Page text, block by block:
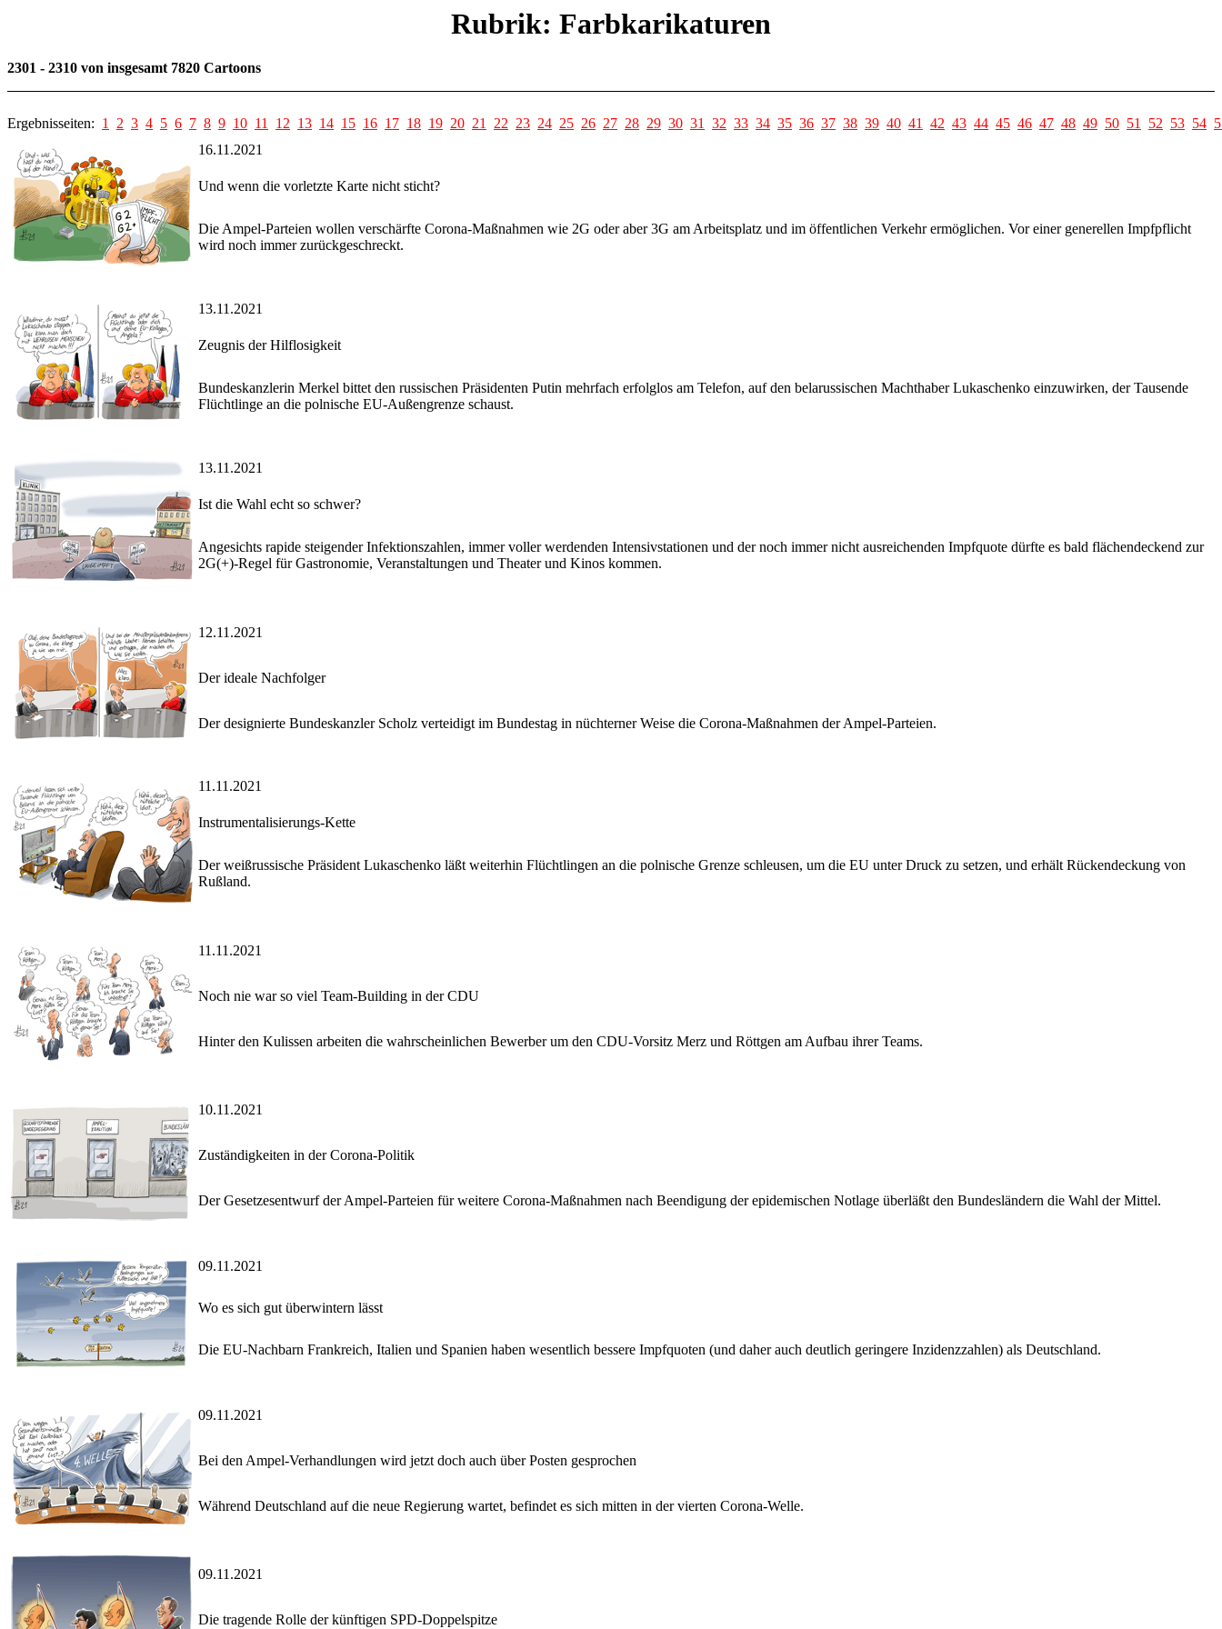
Rubrik: Farbkarikaturen
2301 - 2310 von insgesamt 7820 Cartoons
Ergebnisseiten: 1 2 3 4 5 6 7 8 9 10 11 12 13 14 15 16 17 18 19 20 21 22 23 24 25 26 27 28 29 30 31 32 33 34 35 36 37 38 39 40 41 42 43 44 45 46 47 48 49 50 51 52 53 54
16.11.2021
Und wenn die vorletzte Karte nicht sticht?
Die Ampel-Parteien wollen verschärfte Corona-Maßnahmen wie 2G oder aber 3G am Arbeitsplatz und im öffentlichen Verkehr ermöglichen. Vor einer generellen Impfpflicht
wird noch immer zurückgeschreckt.
13.11.2021
Zeugnis der Hilflosigkeit
Bundeskanzlerin Merkel bittet den russischen Präsidenten Putin mehrfach erfolglos am Telefon, auf den belarussischen Machthaber Lukaschenko einzuwirken, der Tausende
Flüchtlinge an die polnische EU-Außengrenze schaust.
13.11.2021
Ist die Wahl echt so schwer?
Angesichts rapide steigender Infektionszahlen, immer voller werdenden Intensivstationen und der noch immer nicht ausreichenden Impfquote dürfte es bald flächendeckend zur
2G(+)-Regel für Gastronomie, Veranstaltungen und Theater und Kinos kommen.
12.11.2021
Der ideale Nachfolger
Der designierte Bundeskanzler Scholz verteidigt im Bundestag in nüchterner Weise die Corona-Maßnahmen der Ampel-Parteien.
11.11.2021
Instrumentalisierungs-Kette
Der weißrussische Präsident Lukaschenko läßt weiterhin Flüchtlingen an die polnische Grenze schleusen, um die EU unter Druck zu setzen, und erhält Rückendeckung von
Rußland.
11.11.2021
Noch nie war so viel Team-Building in der CDU
Hinter den Kulissen arbeiten die wahrscheinlichen Bewerber um den CDU-Vorsitz Merz und Röttgen am Aufbau ihrer Teams.
10.11.2021
Zuständigkeiten in der Corona-Politik
Der Gesetzesentwurf der Ampel-Parteien für weitere Corona-Maßnahmen nach Beendigung der epidemischen Notlage überläßt den Bundesländern die Wahl der Mittel.
09.11.2021
Wo es sich gut überwintern lässt
Die EU-Nachbarn Frankreich, Italien und Spanien haben wesentlich bessere Impfquoten (und daher auch deutlich geringere Inzidenzzahlen) als Deutschland.
09.11.2021
Bei den Ampel-Verhandlungen wird jetzt doch auch über Posten gesprochen
Während Deutschland auf die neue Regierung wartet, befindet es sich mitten in der vierten Corona-Welle.
09.11.2021
Die tragende Rolle der künftigen SPD-Doppelspitze